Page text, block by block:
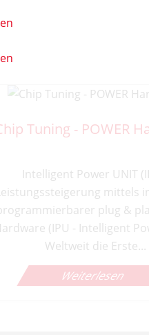
Tuning - POWER
Intelligent Power UNIT
mittels
plug &
(IPU - Intelligent
Weltweit die Erste...
Weiterlesen